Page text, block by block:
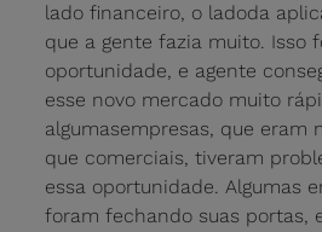
lado financeiro, o ladoda
que a gente fazia muito. Isso
oportunidade, e agente
esse novo mercado muito
algumasempresas, que eram
que comerciais, tiveram
essa oportunidade. Algumas
foram fechando suas portas,